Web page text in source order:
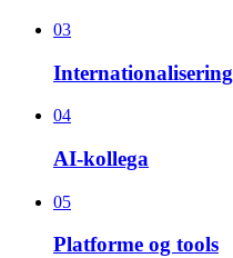
03
Internationalisering
04
AI-kollega
05
Platforme og tools